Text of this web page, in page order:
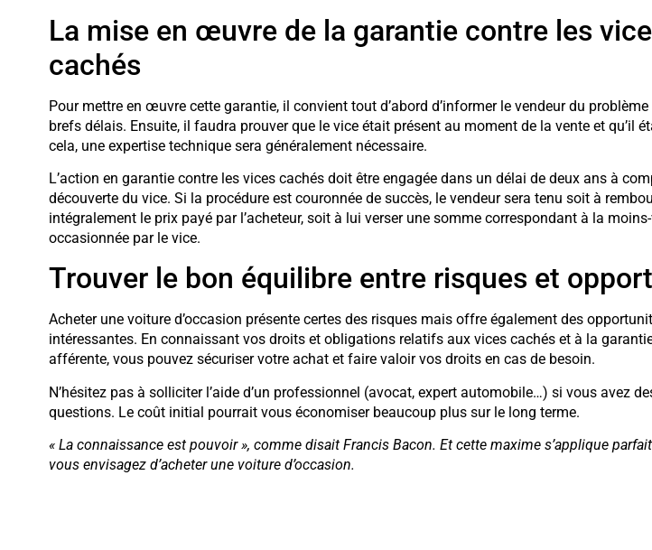
La mise en œuvre de la garantie contre les
cachés
Pour mettre en œuvre cette garantie, il convient tout d’abord d’informer le vendeur du
brefs délais. Ensuite, il faudra prouver que le vice était présent au moment de la vente et qu’il
cela, une expertise technique sera généralement nécessaire.
L’action en garantie contre les vices cachés doit être engagée dans un délai de deux ans à
découverte du vice. Si la procédure est couronnée de succès, le vendeur sera tenu soit à
intégralement le prix payé par l’acheteur, soit à lui verser une somme correspondant à la
occasionnée par le vice.
Trouver le bon équilibre entre risques et
Acheter une voiture d’occasion présente certes des risques mais offre également des
intéressantes. En connaissant vos droits et obligations relatifs aux vices cachés et à la
afférente, vous pouvez sécuriser votre achat et faire valoir vos droits en cas de besoin.
N’hésitez pas à solliciter l’aide d’un professionnel (avocat, expert automobile…) si vous avez
questions. Le coût initial pourrait vous économiser beaucoup plus sur le long terme.
« La connaissance est pouvoir », comme disait Francis Bacon. Et cette maxime s’applique
vous envisagez d’acheter une voiture d’occasion.